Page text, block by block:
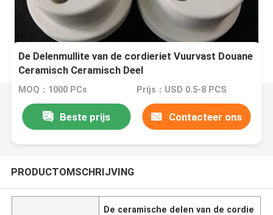
De Delenmullite van de cordieriet Vuurvast Douane
Ceramisch Ceramisch Deel
MOQ：1000 PCs Prijs：USD 0.5-8 PCS
Beste prijs Contacteer ons
PRODUCTOMSCHRIJVING
De ceramische delen van de cordie